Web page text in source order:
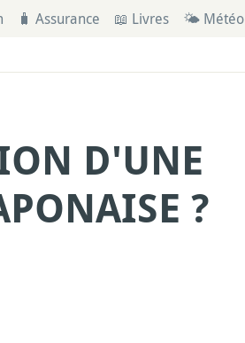
🧳 Assurance 📖 Livres 🌤 Météo
D'UNE
?